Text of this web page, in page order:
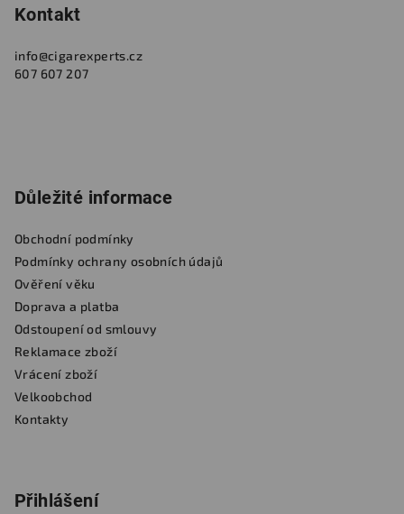
Kontakt
info@cigarexperts.cz
607 607 207
Důležité informace
Obchodní podmínky
Podmínky ochrany osobních údajů
Ověření věku
Doprava a platba
Odstoupení od smlouvy
Reklamace zboží
Vrácení zboží
Velkoobchod
Kontakty
Přihlášení